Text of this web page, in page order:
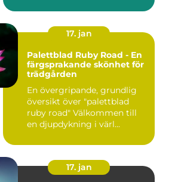
17. jan
Palettblad Ruby Road - En
färgsprakande skönhet för
trädgården
En övergripande, grundlig
översikt över "palettblad
ruby road" Välkommen till
en djupdykning i värl...
17. jan